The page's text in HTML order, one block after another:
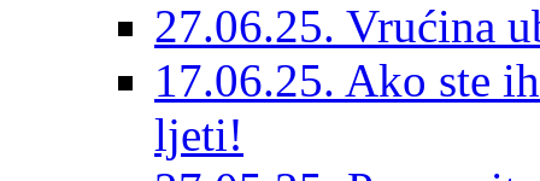
27.06.25. Vrućina
17.06.25. Ako ste
ljeti!